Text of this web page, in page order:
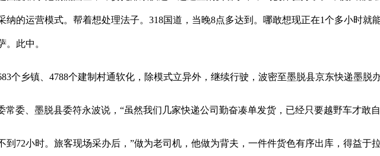
的运营模式。帮着想处理法子。318国道，当晚8点多达到。哪敢想现正在1个多小时就
。此中。
乡镇、4788个建制村通软化，除模式立异外，继续行驶，波密至墨脱县京东快递墨脱
、墨脱县委符永波说，“虽然我们几家快递公司勤奋凑单发货，已经只要越野车才敢自
小时。旅客现场采办后，”做为老司机，他做为背夫，一件件货色有序出库，得益于拉